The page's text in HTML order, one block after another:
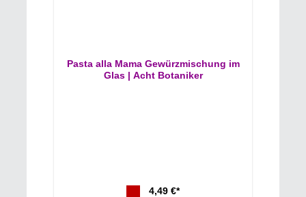
Pasta alla Mama Gewürzmischung im
Glas | Acht Botaniker
4,49 €*